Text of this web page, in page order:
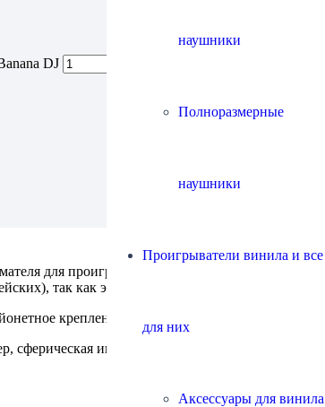
наушники
Полноразмерные
наушники
Проигрыватели винила и все
для них
Аксессуары для винила
DJ
для проигрывателя винила. Допускает
так как это приведет к их поломке.
крепление типа SME Disco), так
игла. Аналог Ortofon Concorde.